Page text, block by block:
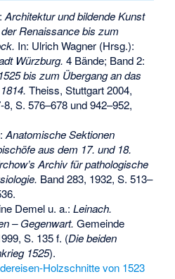
:Architektur und bildende Kunst
Renaissance bis zum
In: Ulrich Wagner (Hrsg.):
Würzburg. 4 Bände; Band 2:
bis zum Übergang an das
Theiss, Stuttgart 2004,
8, S. 576–678 und 942–952,
Anatomische Sektionen
aus dem 17. und 18.
Archiv für pathologische
Band 283, 1932, S. 513–
Demel u. a.:Leinach.
– Gegenwart. Gemeinde
S. 135 f. (Die beiden
1525).
Holzschnitte von 1523